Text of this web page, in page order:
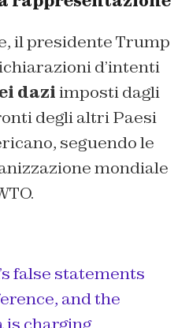
il presidente Trump
d’intenti
daziimposti dagli
degli altri Paesi
seguendo le
mondiale
false statements
and the